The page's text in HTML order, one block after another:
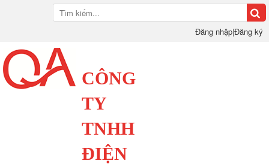
Đăng nhập|Đăng ký
CÔNG
TY
TNHH
ĐIỆN